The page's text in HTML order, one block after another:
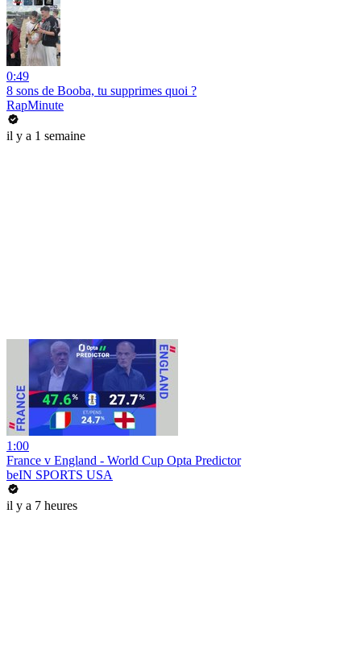
0:49
8 sons de Booba, tu supprimes quoi ?
RapMinute
il y a 1 semaine
1:00
France v England - World Cup Opta Predictor
beIN SPORTS USA
il y a 7 heures